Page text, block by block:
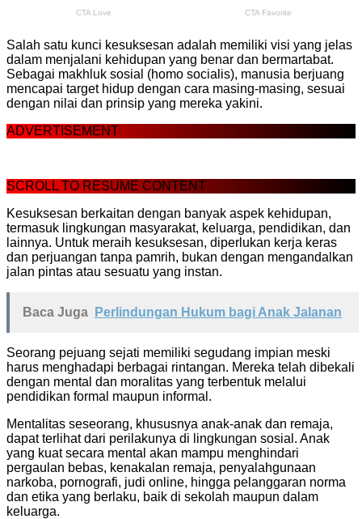
Salah satu kunci kesuksesan adalah memiliki visi yang jelas
dalam menjalani kehidupan yang benar dan bermartabat.
Sebagai makhluk sosial (homo socialis), manusia berjuang
mencapai target hidup dengan cara masing-masing, sesuai
dengan nilai dan prinsip yang mereka yakini.
ADVERTISEMENT
SCROLL TO RESUME CONTENT
Kesuksesan berkaitan dengan banyak aspek kehidupan,
termasuk lingkungan masyarakat, keluarga, pendidikan, dan
lainnya. Untuk meraih kesuksesan, diperlukan kerja keras
dan perjuangan tanpa pamrih, bukan dengan mengandalkan
jalan pintas atau sesuatu yang instan.
Baca Juga Perlindungan Hukum bagi Anak Jalanan
Seorang pejuang sejati memiliki segudang impian meski
harus menghadapi berbagai rintangan. Mereka telah dibekali
dengan mental dan moralitas yang terbentuk melalui
pendidikan formal maupun informal.
Mentalitas seseorang, khususnya anak-anak dan remaja,
dapat terlihat dari perilakunya di lingkungan sosial. Anak
yang kuat secara mental akan mampu menghindari
pergaulan bebas, kenakalan remaja, penyalahgunaan
narkoba, pornografi, judi online, hingga pelanggaran norma
dan etika yang berlaku, baik di sekolah maupun dalam
keluarga.